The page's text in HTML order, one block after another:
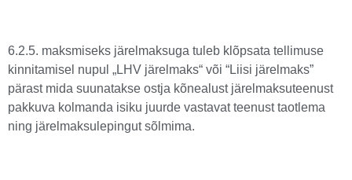
6.2.5. maksmiseks järelmaksuga tuleb klõpsata tellimuse
kinnitamisel nupul „LHV järelmaks“ või “Liisi järelmaks”
pärast mida suunatakse ostja kõnealust järelmaksuteenust
pakkuva kolmanda isiku juurde vastavat teenust taotlema
ning järelmaksulepingut sõlmima.